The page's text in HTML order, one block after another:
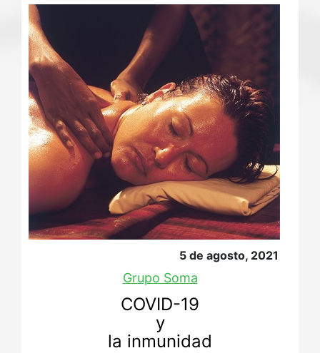
5 de agosto, 2021
Grupo Soma
COVID-19
y
la inmunidad